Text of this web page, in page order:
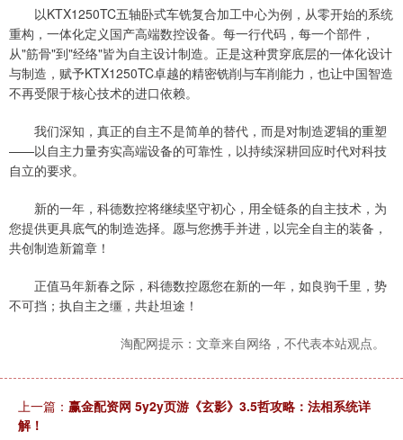
以KTX1250TC五轴卧式车铣复合加工中心为例，从零开始的系统
重构，一体化定义国产高端数控设备。每一行代码，每一个部件，
从"筋骨"到"经络"皆为自主设计制造。正是这种贯穿底层的一体化设计
与制造，赋予KTX1250TC卓越的精密铣削与车削能力，也让中国智造
不再受限于核心技术的进口依赖。
我们深知，真正的自主不是简单的替代，而是对制造逻辑的重塑
——以自主力量夯实高端设备的可靠性，以持续深耕回应时代对科技
自立的要求。
新的一年，科德数控将继续坚守初心，用全链条的自主技术，为
您提供更具底气的制造选择。愿与您携手并进，以完全自主的装备，
共创制造新篇章！
正值马年新春之际，科德数控愿您在新的一年，如良驹千里，势
不可挡；执自主之缰，共赴坦途！
淘配网提示：文章来自网络，不代表本站观点。
上一篇： 赢金配资网 5y2y页游《玄影》3.5哲攻略：法相系统详
解！